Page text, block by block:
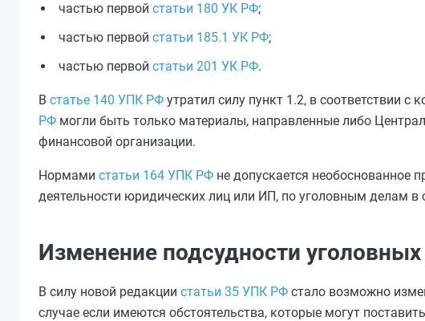
частью первой статьи 180 УК РФ;
частью первой статьи 185.1 УК РФ;
частью первой статьи 201 УК РФ.
В статье 140 УПК РФ утратил силу пункт 1.2, в соответствии
РФ могли быть только материалы, направленные либо
финансовой организации.
Нормами статьи 164 УПК РФ не допускается необоснованное
деятельности юридических лиц или ИП, по уголовным делам в
Изменение подсудности
В силу новой редакции статьи 35 УПК РФ стало возможно
случае если имеются обстоятельства, которые могут